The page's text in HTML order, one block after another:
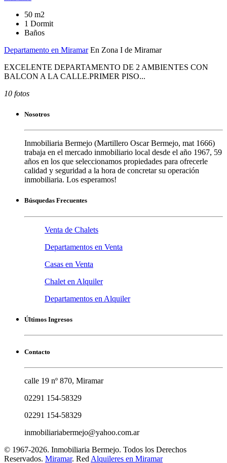
50 m2
1 Dormit
Baños
Departamento en Miramar En Zona I de Miramar
EXCELENTE DEPARTAMENTO DE 2 AMBIENTES CON
BALCON A LA CALLE.PRIMER PISO...
10 fotos
Nosotros
Inmobiliaria Bermejo (Martillero Oscar Bermejo, mat 1666)
trabaja en el mercado inmobiliario local desde el año 1967, 59
años en los que seleccionamos propiedades para ofrecerle
calidad y seguridad a la hora de concretar su operación
inmobiliaria. Los esperamos!
Búsquedas Frecuentes
Venta de Chalets
Departamentos en Venta
Casas en Venta
Chalet en Alquiler
Departamentos en Alquiler
Últimos Ingresos
Contacto
calle 19 nº 870, Miramar
02291 154-58329
02291 154-58329
inmobiliariabermejo@yahoo.com.ar
© 1967-2026. Inmobiliaria Bermejo. Todos los Derechos
Reservados. Miramar. Red Alquileres en Miramar